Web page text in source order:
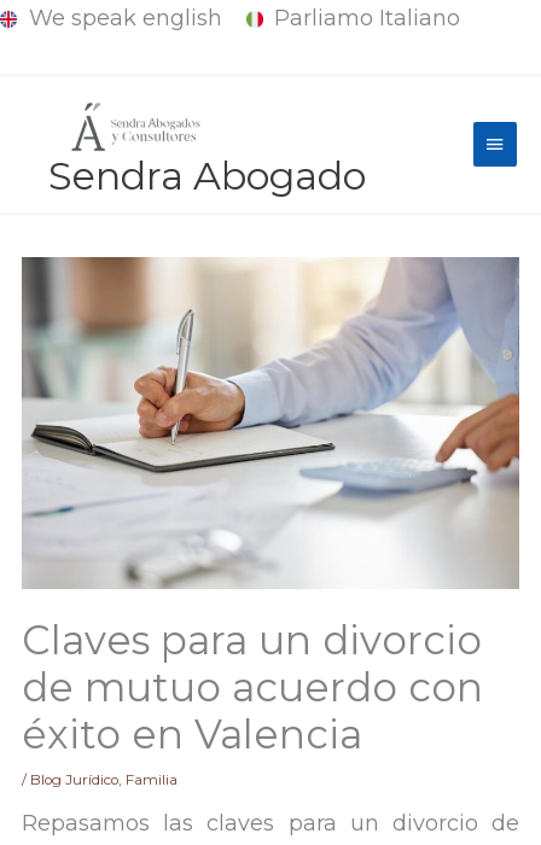
We speak english Parliamo Italiano
Sendra Abogado
Claves para un divorcio
de mutuo acuerdo con
éxito en Valencia
/ Blog Jurídico, Familia
Repasamos las claves para un divorcio de